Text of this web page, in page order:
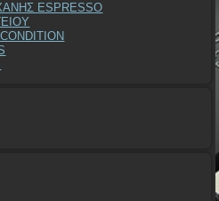
ESPRESSO